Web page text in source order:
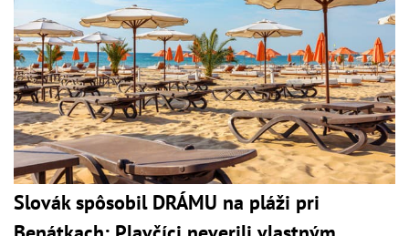
Slovák spôsobil DRÁMU na pláži pri